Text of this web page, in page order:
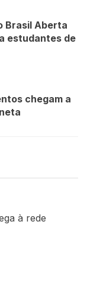
Brasil Aberta
estudantes de
chegam a
à rede